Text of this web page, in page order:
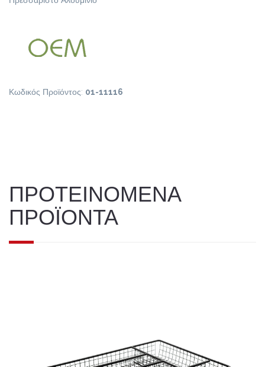
Κωδικός Προϊόντος: 01-11116
ΠΡΟΤΕΙΝΟΜΕΝΑ
ΠΡΟΪΟΝΤΑ